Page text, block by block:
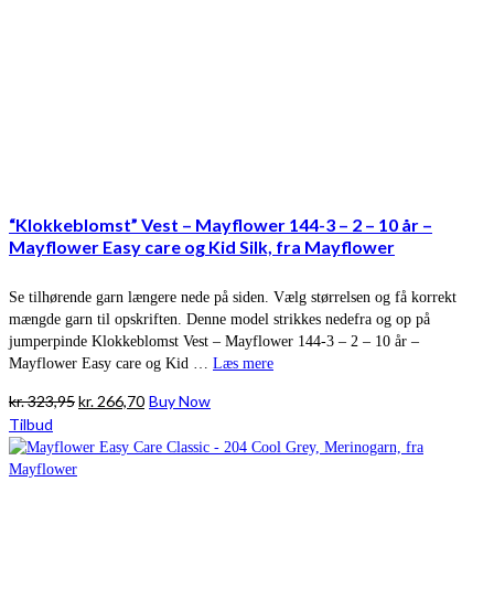
“Klokkeblomst” Vest – Mayflower 144-3 – 2 – 10 år –
Mayflower Easy care og Kid Silk, fra Mayflower
Se tilhørende garn længere nede på siden. Vælg størrelsen og få korrekt
mængde garn til opskriften. Denne model strikkes nedefra og op på
jumperpinde Klokkeblomst Vest – Mayflower 144-3 – 2 – 10 år –
Mayflower Easy care og Kid … Læs mere
kr.323,95Den
pris
kr. 266,70Den
pris
Buy Now
Tilbud